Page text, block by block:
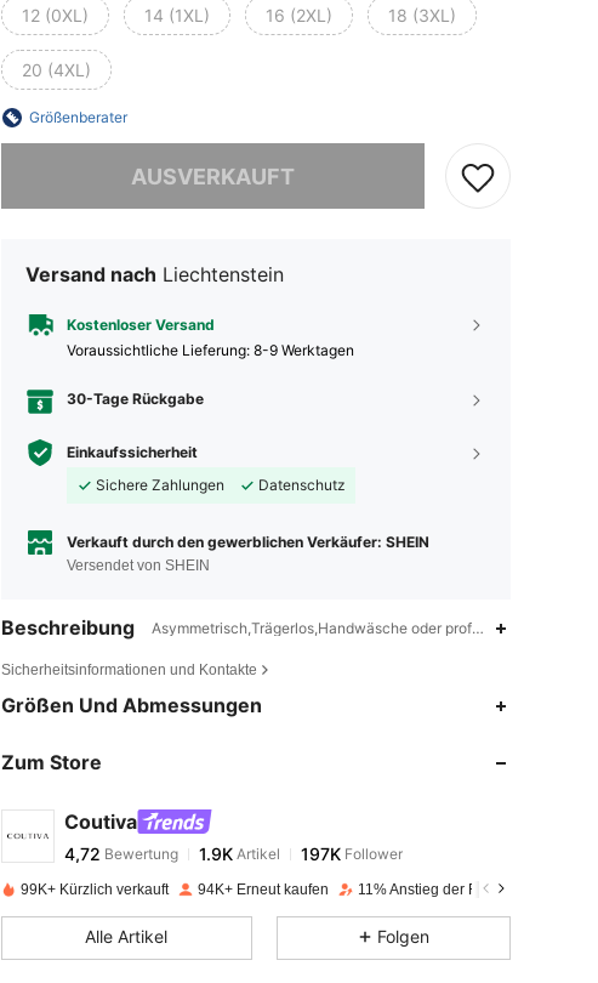
12 (0XL) 14 (1XL) 16 (2XL) 18 (3XL)
20 (4XL)
Größenberater
AUSVERKAUFT
Versand nach Liechtenstein
Kostenloser Versand
Voraussichtliche Lieferung: 8-9 Werktagen
30-Tage Rückgabe
Einkaufssicherheit
Sichere Zahlungen
Datenschutz
Verkauft durch den gewerblichen Verkäufer: SHEIN
Versendet von SHEIN
Beschreibung Asymmetrisch,Trägerlos,Handwäsche oder professionelle
Sicherheitsinformationen und Kontakte
Größen Und Abmessungen
Zum Store
Coutiva
4,72
4,72 Bewertung 1.9K
z***abezahltVor 1 Tag
99K+ Kürzlich verkauft 94K+ Erneut kaufen 11% Anstieg der Follower
Alle Artikel Folgen